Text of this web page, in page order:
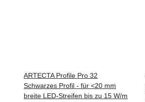
ARTECTA Profile Pro 32
Schwarzes Profil - für <20 mm
breite LED-Streifen bis zu 15 W/m